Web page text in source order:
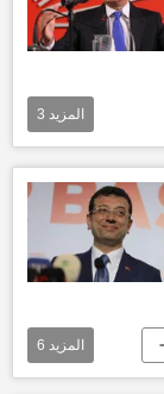
المزيد 3
المزيد 6